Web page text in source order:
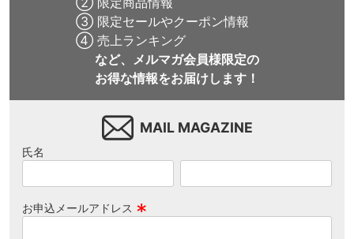
③ 限定セールやクーポン情報
④ 売上ランキング
など、メルマガ会員様限定の
お得な情報をお届けします！
MAIL MAGAZINE
氏名
お申込メールアドレス